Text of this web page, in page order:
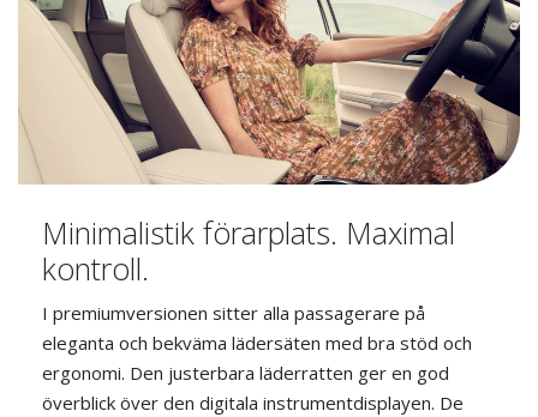
Minimalistik förarplats. Maximal
kontroll.
I premiumversionen sitter alla passagerare på
eleganta och bekväma lädersäten med bra stöd och
ergonomi. Den justerbara läderratten ger en god
överblick över den digitala instrumentdisplayen. De